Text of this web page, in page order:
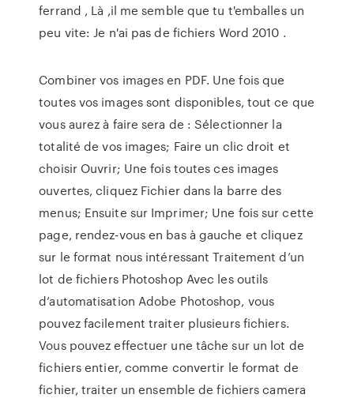
ferrand , Là ,il me semble que tu t'emballes un
peu vite: Je n'ai pas de fichiers Word 2010 .
Combiner vos images en PDF. Une fois que
toutes vos images sont disponibles, tout ce que
vous aurez à faire sera de : Sélectionner la
totalité de vos images; Faire un clic droit et
choisir Ouvrir; Une fois toutes ces images
ouvertes, cliquez Fichier dans la barre des
menus; Ensuite sur Imprimer; Une fois sur cette
page, rendez-vous en bas à gauche et cliquez
sur le format nous intéressant Traitement d’un
lot de fichiers Photoshop Avec les outils
d’automatisation Adobe Photoshop, vous
pouvez facilement traiter plusieurs fichiers.
Vous pouvez effectuer une tâche sur un lot de
fichiers entier, comme convertir le format de
fichier, traiter un ensemble de fichiers camera